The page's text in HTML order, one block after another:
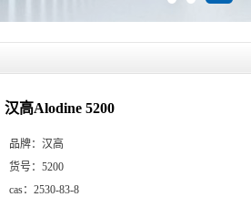
汉高Alodine 5200
品牌： 汉高
货号： 5200
cas： 2530-83-8